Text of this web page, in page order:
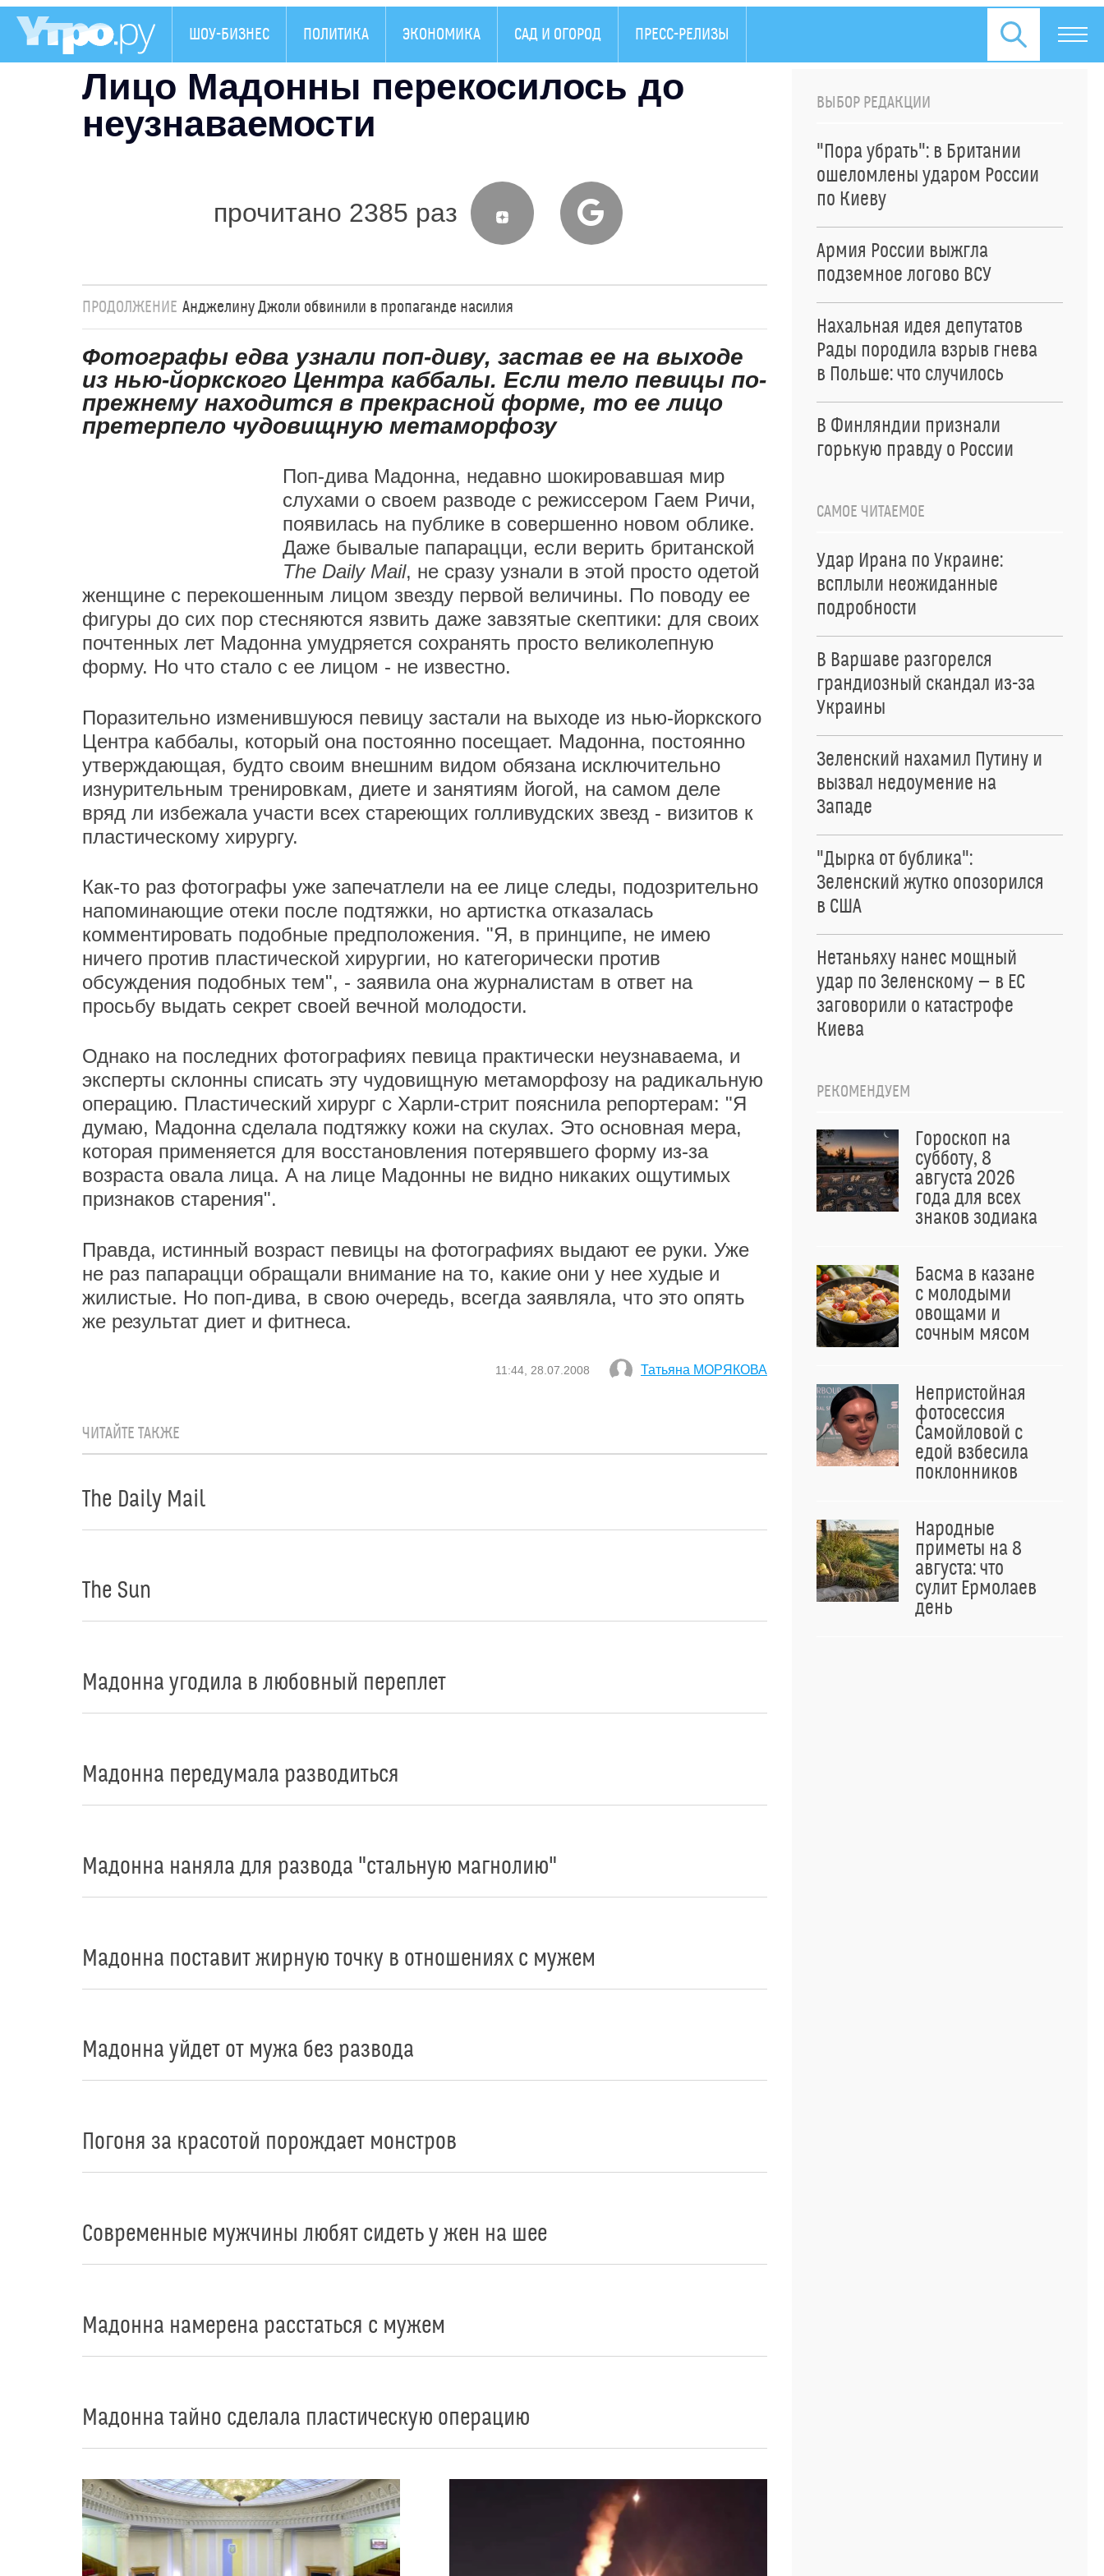
ШОУ-БИЗНЕС ПОЛИТИКА ЭКОНОМИКА САД И ОГОРОД ПРЕСС-РЕЛИЗЫ
Лицо Мадонны перекосилось до
неузнаваемости
прочитано 2385 раз
ПРОДОЛЖЕНИЕ Анджелину Джоли обвинили в пропаганде насилия
Фотографы едва узнали поп-диву, застав ее на выходе
из нью-йоркского Центра каббалы. Если тело певицы по-
прежнему находится в прекрасной форме, то ее лицо
претерпело чудовищную метаморфозу
Поп-дива Мадонна, недавно шокировавшая мир
слухами о своем разводе с режиссером Гаем Ричи,
появилась на публике в совершенно новом облике.
Даже бывалые папарацци, если верить британской
The Daily Mail, не сразу узнали в этой просто одетой
женщине с перекошенным лицом звезду первой величины. По поводу ее
фигуры до сих пор стесняются язвить даже завзятые скептики: для своих
почтенных лет Мадонна умудряется сохранять просто великолепную
форму. Но что стало с ее лицом - не известно.
Поразительно изменившуюся певицу застали на выходе из нью-йоркского
Центра каббалы, который она постоянно посещает. Мадонна, постоянно
утверждающая, будто своим внешним видом обязана исключительно
изнурительным тренировкам, диете и занятиям йогой, на самом деле
вряд ли избежала участи всех стареющих голливудских звезд - визитов к
пластическому хирургу.
Как-то раз фотографы уже запечатлели на ее лице следы, подозрительно
напоминающие отеки после подтяжки, но артистка отказалась
комментировать подобные предположения. "Я, в принципе, не имею
ничего против пластической хирургии, но категорически против
обсуждения подобных тем", - заявила она журналистам в ответ на
просьбу выдать секрет своей вечной молодости.
Однако на последних фотографиях певица практически неузнаваема, и
эксперты склонны списать эту чудовищную метаморфозу на радикальную
операцию. Пластический хирург с Харли-стрит пояснила репортерам: "Я
думаю, Мадонна сделала подтяжку кожи на скулах. Это основная мера,
которая применяется для восстановления потерявшего форму из-за
возраста овала лица. А на лице Мадонны не видно никаких ощутимых
признаков старения".
Правда, истинный возраст певицы на фотографиях выдают ее руки. Уже
не раз папарацци обращали внимание на то, какие они у нее худые и
жилистые. Но поп-дива, в свою очередь, всегда заявляла, что это опять
же результат диет и фитнеса.
11:44, 28.07.2008 Татьяна МОРЯКОВА
ЧИТАЙТЕ ТАКЖЕ
The Daily Mail
The Sun
Мадонна угодила в любовный переплет
Мадонна передумала разводиться
Мадонна наняла для развода "стальную магнолию"
Мадонна поставит жирную точку в отношениях с мужем
Мадонна уйдет от мужа без развода
Погоня за красотой порождает монстров
Современные мужчины любят сидеть у жен на шее
Мадонна намерена расстаться с мужем
Мадонна тайно сделала пластическую операцию
ВЫБОР РЕДАКЦИИ
"Пора убрать": в Британии
ошеломлены ударом России
по Киеву
Армия России выжгла
подземное логово ВСУ
Нахальная идея депутатов
Рады породила взрыв гнева
в Польше: что случилось
В Финляндии признали
горькую правду о России
САМОЕ ЧИТАЕМОЕ
Удар Ирана по Украине:
всплыли неожиданные
подробности
В Варшаве разгорелся
грандиозный скандал из-за
Украины
Зеленский нахамил Путину и
вызвал недоумение на
Западе
"Дырка от бублика":
Зеленский жутко опозорился
в США
Нетаньяху нанес мощный
удар по Зеленскому — в ЕС
заговорили о катастрофе
Киева
РЕКОМЕНДУЕМ
Гороскоп на
субботу, 8
августа 2026
года для всех
знаков зодиака
Басма в казане
с молодыми
овощами и
сочным мясом
Непристойная
фотосессия
Самойловой с
едой взбесила
поклонников
Народные
приметы на 8
августа: что
сулит Ермолаев
день